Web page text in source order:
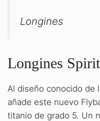
Longines
Longines
Al diseño conocido de
añade este nuevo
titanio de grado 5. Un